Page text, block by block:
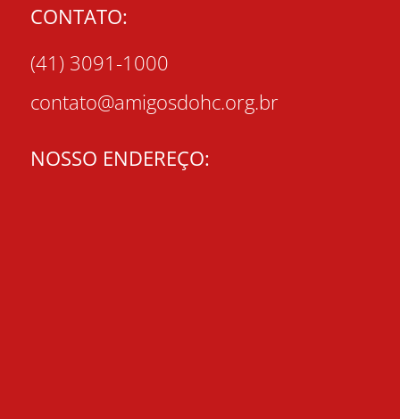
CONTATO:
(41) 3091-1000
contato@amigosdohc.org.br
NOSSO ENDEREÇO: